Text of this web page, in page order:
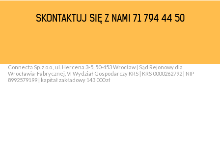
SKONTAKTUJ SIĘ Z NAMI 71 794 44 50
Connecta Sp. z o.o., ul. Hercena 3-5, 50-453 Wrocław | Sąd Rejonowy dla
Wrocławia-Fabrycznej, VI Wydział Gospodarczy KRS | KRS 0000262792 | NIP
8992579199 | kapitał zakładowy 143 000 zł